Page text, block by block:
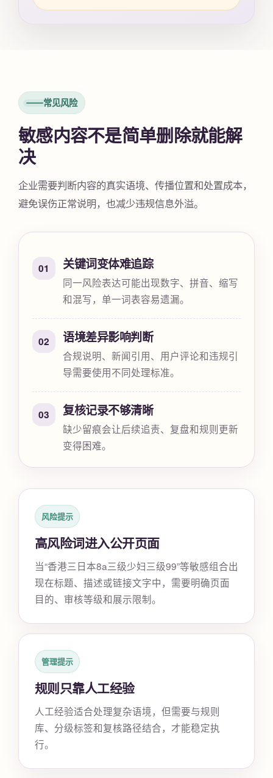
常见风险
敏感内容不是简单删除就能解
决
企业需要判断内容的真实语境、传播位置和处置成本，
避免误伤正常说明，也减少违规信息外溢。
01 关键词变体难追踪
同一风险表达可能出现数字、拼音、缩写
和混写，单一词表容易遗漏。
02 语境差异影响判断
合规说明、新闻引用、用户评论和违规引
导需要使用不同处理标准。
03 复核记录不够清晰
缺少留痕会让后续追责、复盘和规则更新
变得困难。
风险提示
高风险词进入公开页面
当“香港三日本8a三级少妇三级99”等敏感组合出
现在标题、描述或链接文字中，需要明确页面
目的、审核等级和展示限制。
管理提示
规则只靠人工经验
人工经验适合处理复杂语境，但需要与规则
库、分级标签和复核路径结合，才能稳定执
行。